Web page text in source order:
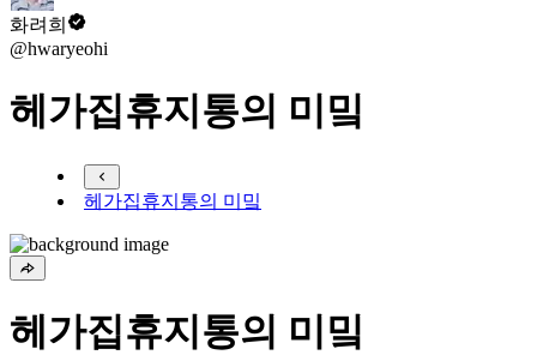
화려희
@hwaryeohi
헤가집휴지통의 미밐
헤가집휴지통의 미밐
헤가집휴지통의 미밐